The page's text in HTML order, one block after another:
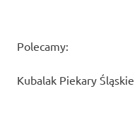
Polecamy:
Kubalak Piekary Śląskie